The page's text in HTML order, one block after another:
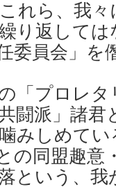
れら、我
り返して
委員会」を
「プロレタ
闘派」諸君
みしめて
の同盟趣
という、